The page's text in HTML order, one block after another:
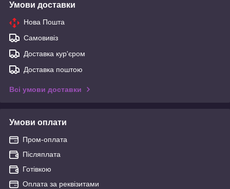
Умови доставки
Нова Пошта
Самовивіз
Доставка кур'єром
Доставка поштою
Всі умови доставки
Умови оплати
Пром-оплата
Післяплата
Готівкою
Оплата за реквізитами